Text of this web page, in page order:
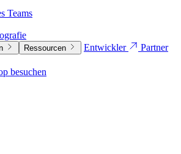
Teams
Ressourcen Entwickler
Partner
besuchen